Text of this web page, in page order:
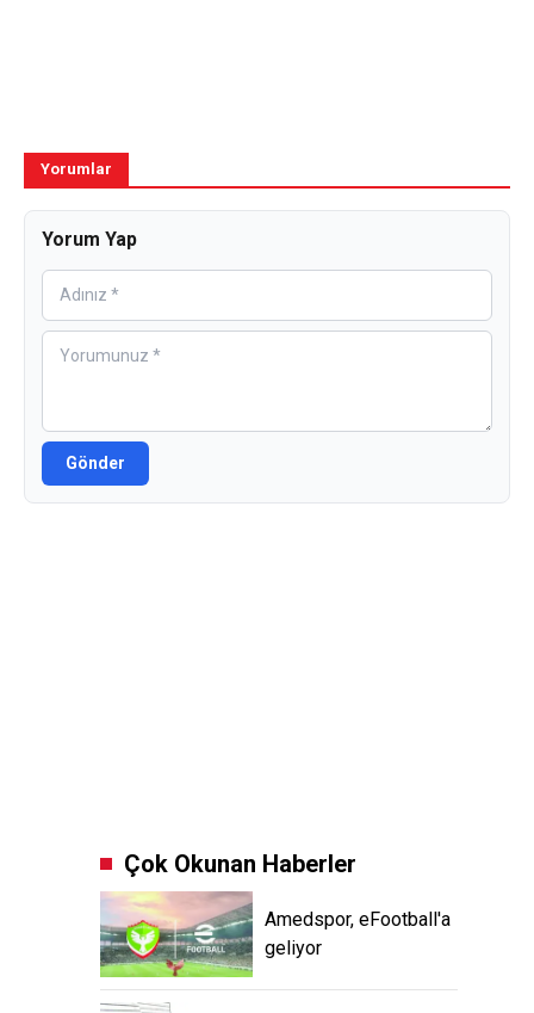
Yorumlar
Yorum Yap
Gönder
Çok Okunan Haberler
Amedspor, eFootball'a
geliyor